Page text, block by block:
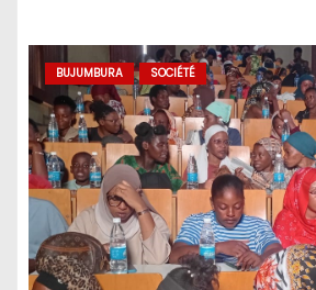
BUJUMBURA SOCIÉTÉ